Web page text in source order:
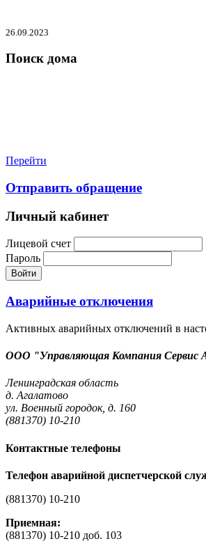
26.09.2023
Поиск дома
Перейти
Отправить обращение
Личный кабинет
Лицевой счет
Пароль
Войти
Аварийные отключения
Активных аварийных отключений в
ООО "Управляющая Компания Сервис
Ленинградская область
д. Агалатово
ул. Военный городок, д. 160
(881370) 10-210
Контактные телефоны
Телефон аварийной диспетчерской
(881370) 10-210
Приемная:
(881370) 10-210 доб. 103